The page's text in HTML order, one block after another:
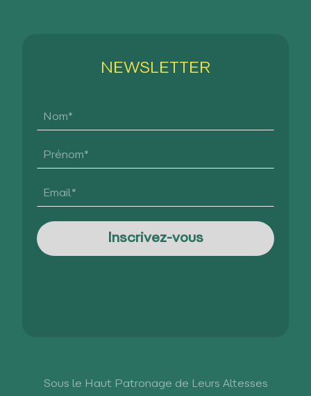
NEWSLETTER
Sous le Haut Patronage de Leurs Altesses